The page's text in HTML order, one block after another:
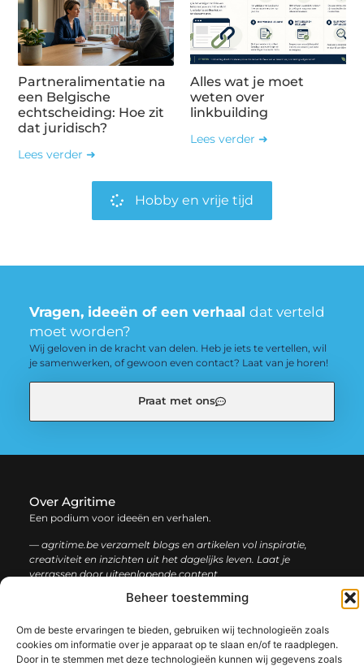
Beheer toestemming
Om de beste ervaringen te bieden, gebruiken wij technologieën zoals
cookies om informatie over je apparaat op te slaan en/of te raadplegen.
Door in te stemmen met deze technologieën kunnen wij gegevens zoals
Partneralimentatie na
een Belgische
echtscheiding: Hoe zit
dat juridisch?
Lees verder ➜
Alles wat je moet
weten over
linkbuilding
Lees verder ➜
Hobby en vrije tijd
Vragen, ideeën of een verhaal dat verteld
moet worden?
Wij geloven in de kracht van delen. Heb je iets te vertellen, wil
je samenwerken, of gewoon even contact? Laat van je horen!
Praat met ons
Over Agritime
Een podium voor ideeën en verhalen.
— agritime.be verzamelt blogs en artikelen vol inspiratie,
creativiteit en inzichten uit het dagelijks leven. Laat je
verrassen door uiteenlopende content.
informatie